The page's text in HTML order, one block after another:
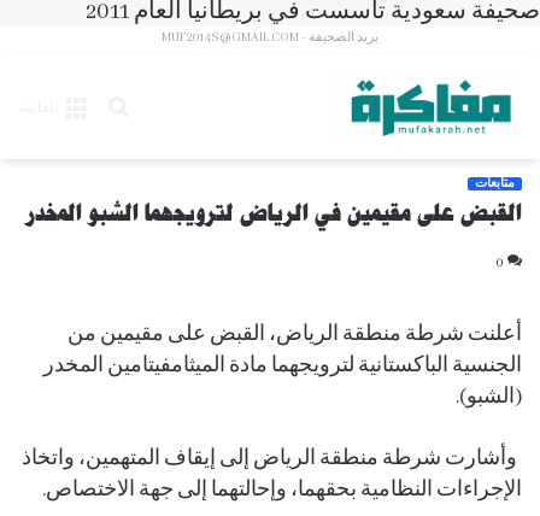
صحيفة سعودية تأسست في بريطانيا العام 2011
بريد الصحيفة - MUF2014S@GMAIL.COM
متابعات
القبض على مقيمين في الرياض لترويجهما الشبو المخدر
0
أعلنت شرطة منطقة الرياض، القبض على مقيمين من
الجنسية الباكستانية لترويجهما مادة الميثامفيتامين المخدر
(الشبو).
وأشارت شرطة منطقة الرياض إلى إيقاف المتهمين، واتخاذ
الإجراءات النظامية بحقهما، وإحالتهما إلى جهة الاختصاص.